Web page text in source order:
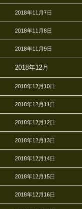
2018年11月7日
2018年11月8日
2018年11月9日
2018年12月
2018年12月10日
2018年12月11日
2018年12月12日
2018年12月13日
2018年12月14日
2018年12月15日
2018年12月16日